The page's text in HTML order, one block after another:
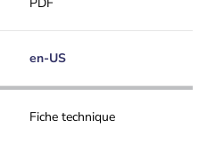
en-US
Fiche technique